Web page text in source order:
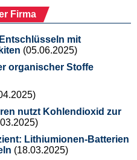
Firma
mit
(05.06.2025)
organischer Stoffe
nutzt Kohlendioxid zur
Lithiumionen-Batterien
(18.03.2025)